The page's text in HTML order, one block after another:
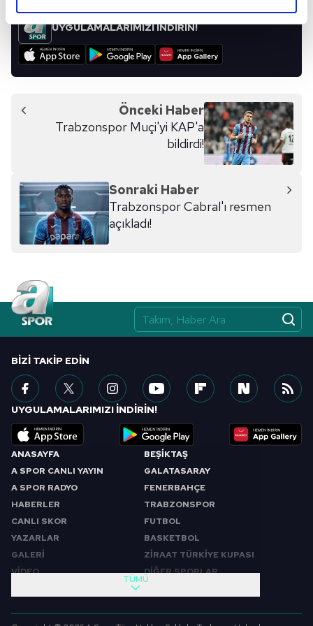
kalemimiz olduğunu sizlere hatırlatmak isteriz.
Her halükârda, kullanıcılar, bu çerezlere izin vermedikleri
Sizlere daha iyi bir hizmet sunabilmek için İnternet
Sitemizde kendimize ve üçüncü kişilere ait çerezler
kullanılmaktadır. Bu çerezler vasıtasıyla çeşitli kişisel
verileriniz işlenmekte olup gerekli olan çerezler bilgi
toplumu hizmetlerinin sunulması amacıyla
kullanılmaktadır. Diğer çerezler, sitemizin daha işlevsel
kılınması ve kişiselleştirilmesi ve sizlere yönelik
Çerezlere ilişkin tercihlerinizi aşağıda yer alan panel
vasıtasıyla belirleyebilirsiniz. Çerezlere ilişkin detaylı bilgi
için Ayarlar butonuna tıklayabilir,Çerez Bilgilendirme
Metnimizi
ziyaret edebilirsiniz.
6698 sayılı Kişisel Verilerin Korunması Kanunu uyarınca
hazırlanmış Aydınlatma Metnimizi okumak ve sitemizde
almak için lütfen
tıklayınız.
UYGULAMALARIMIZI İNDİRİN!
Önceki Haber
Trabzonspor Muçi'yi KAP'a
bildirdi!
Sonraki Haber
Trabzonspor Cabral'ı resmen
açıkladı!
ANASAYFA
A SPOR CANLI YAYIN
A SPOR RADYO
HABERLER
CANLI SKOR
YAZARLAR
GALERİ
VİDEO
BEŞİKTAŞ
GALATASARAY
FENERBAHÇE
TRABZONSPOR
FUTBOL
BASKETBOL
ZİRAAT TÜRKİYE KUPASI
DİĞER SPORLAR
SABAH SPORU
FUTBOL
TÜMÜ
BIZI TAKIP EDIN
UYGULAMALARIMIZI İNDİRİN!